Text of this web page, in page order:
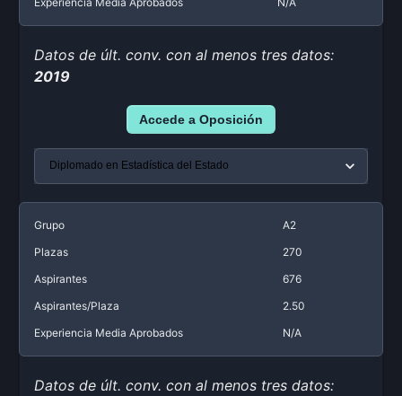
Datos de últ. conv. con al menos tres datos:
2019
Accede a Oposición
Grupo
A2
Plazas
270
Aspirantes
676
Aspirantes/Plaza
2.50
Experiencia Media Aprobados
N/A
Datos de últ. conv. con al menos tres datos: